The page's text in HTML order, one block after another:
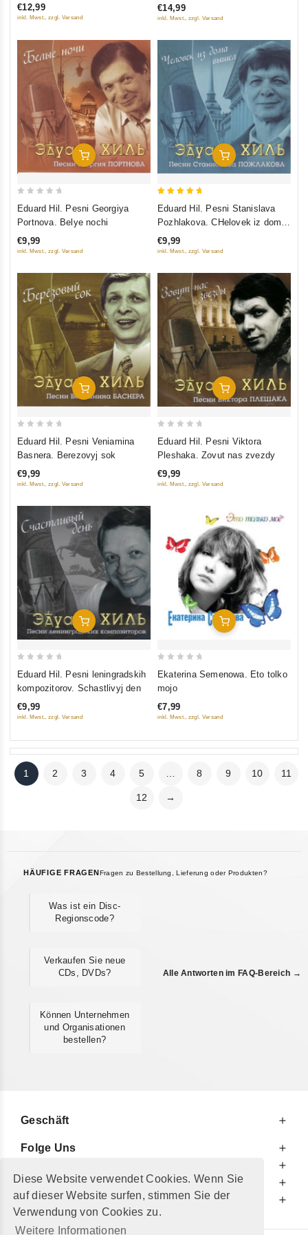
Diese Website verwendet Cookies. Wenn Sie
auf dieser Website surfen, stimmen Sie der
Verwendung von Cookies zu.
Weitere Informationen
5
€12,99
inkl. Mwst., zzgl. Versand
5
€14,99
inkl. Mwst., zzgl. Versand
In Den Warenkorb
5
Eduard Hil. Pesni Georgiya
Portnova. Belye nochi
€9,99
inkl. Mwst., zzgl. Versand
In Den Warenkorb
Eduard Hil. Pesni Stanislava
Pozhlakova. CHelovek iz doma
vyshel
€9,99
inkl. Mwst., zzgl. Versand
In Den Warenkorb
5
Eduard Hil. Pesni Veniamina
Basnera. Berezovyj sok
€9,99
inkl. Mwst., zzgl. Versand
In Den Warenkorb
5
Eduard Hil. Pesni Viktora
Pleshaka. Zovut nas zvezdy
€9,99
inkl. Mwst., zzgl. Versand
In Den Warenkorb
5
Eduard Hil. Pesni leningradskih
kompozitorov. Schastlivyj den
€9,99
inkl. Mwst., zzgl. Versand
In Den Warenkorb
5
Ekaterina Semenowa. Eto tolko
mojo
€7,99
inkl. Mwst., zzgl. Versand
1 2 3 4 5 8 9 10 11
12 →
HÄUFIGE FRAGEN Fragen zu Bestellung, Lieferung oder Produkten?
Was ist ein Disc-
Regionscode?
Verkaufen Sie neue
CDs, DVDs?
Können Unternehmen
und Organisationen
bestellen?
Alle Antworten im FAQ-Bereich →
Geschäft
Folge Uns
Zu Ihrer Information
Zusätzlich